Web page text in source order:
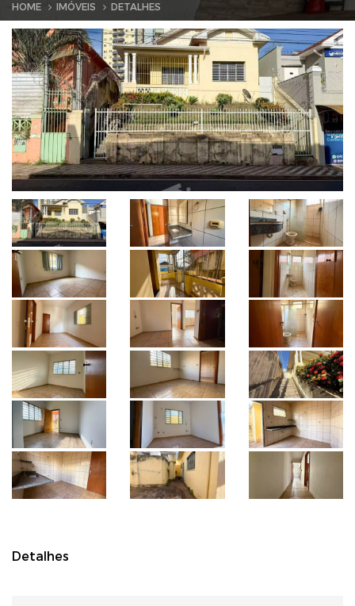
HOME IMÓVEIS DETALHES
Detalhes